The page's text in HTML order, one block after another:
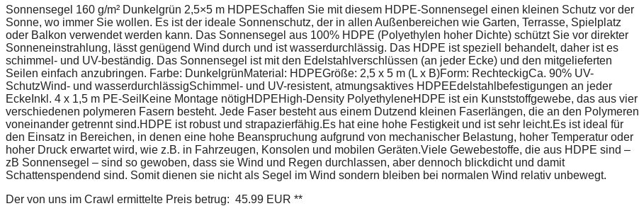
Sonnensegel 160 g/m² Dunkelgrün 2,5×5 m HDPESchaffen Sie mit diesem HDPE-Sonnensegel einen kleinen Schutz vor der
Sonne, wo immer Sie wollen. Es ist der ideale Sonnenschutz, der in allen Außenbereichen wie Garten, Terrasse, Spielplatz
oder Balkon verwendet werden kann. Das Sonnensegel aus 100% HDPE (Polyethylen hoher Dichte) schützt Sie vor direkter
Sonneneinstrahlung, lässt genügend Wind durch und ist wasserdurchlässig. Das HDPE ist speziell behandelt, daher ist es
schimmel- und UV-beständig. Das Sonnensegel ist mit den Edelstahlverschlüssen (an jeder Ecke) und den mitgelieferten
Seilen einfach anzubringen. Farbe: DunkelgrünMaterial: HDPEGröße: 2,5 x 5 m (L x B)Form: RechteckigCa. 90% UV-
SchutzWind- und wasserdurchlässigSchimmel- und UV-resistent, atmungsaktives HDPEEdelstahlbefestigungen an jeder
EckeInkl. 4 x 1,5 m PE-SeilKeine Montage nötigHDPEHigh-Density PolyethyleneHDPE ist ein Kunststoffgewebe, das aus vier
verschiedenen polymeren Fasern besteht. Jede Faser besteht aus einem Dutzend kleinen Faserlängen, die an den Polymeren
voneinander getrennt sind.HDPE ist robust und strapazierfähig.Es hat eine hohe Festigkeit und ist sehr leicht.Es ist ideal für
den Einsatz in Bereichen, in denen eine hohe Beanspruchung aufgrund von mechanischer Belastung, hoher Temperatur oder
hoher Druck erwartet wird, wie z.B. in Fahrzeugen, Konsolen und mobilen Geräten.Viele Gewebestoffe, die aus HDPE sind –
zB Sonnensegel – sind so gewoben, dass sie Wind und Regen durchlassen, aber dennoch blickdicht und damit
Schattenspendend sind. Somit dienen sie nicht als Segel im Wind sondern bleiben bei normalen Wind relativ unbewegt.
Der von uns im Crawl ermittelte Preis betrug: 45.99 EUR **